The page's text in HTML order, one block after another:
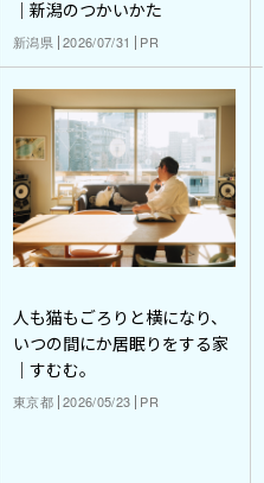
｜新潟のつかいかた
新潟県 2026/07/31 PR
人も猫もごろりと横になり、
いつの間にか居眠りをする家
｜すむむ。
東京都 2026/05/23 PR